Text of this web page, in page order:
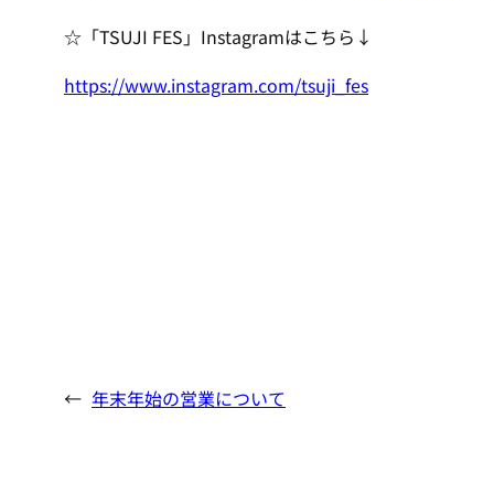
☆「TSUJI FES」Instagramはこちら↓
https://www.instagram.com/tsuji_fes
← 年末年始の営業について